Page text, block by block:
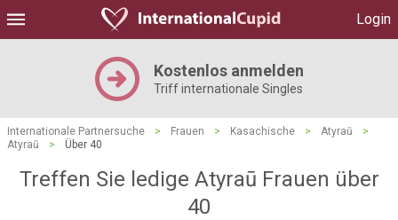
Login
Kostenlos anmelden
Triff internationale Singles
Internationale Partnersuche > Frauen > Kasachische > Atyraū
>
Atyraū
> Über 40
Treffen Sie ledige Atyraū Frauen über
40